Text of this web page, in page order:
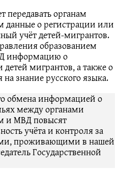
передавать органам
данные о регистрации или
учёт детей‑мигрантов.
образованием
информацию о
мигрантов, а также о
на знание русского языка.
обмена информацией о
между органами
и МВД повысят
учёта и контроля за
проживающими в нашей
Государственной